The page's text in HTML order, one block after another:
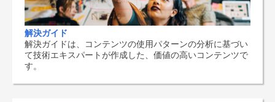
解決ガイド
解決ガイドは、コンテンツの使用パターンの分析に基づい
て技術エキスパートが作成した、価値の高いコンテンツで
す。